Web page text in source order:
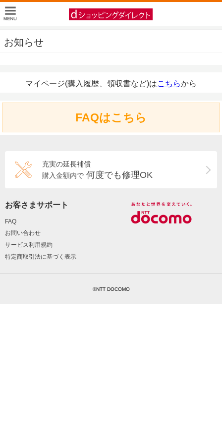
お知らせ
マイページ(購入履歴、領収書など)はこちらから
FAQはこちら
充実の延長補償
購入金額内で 何度でも修理OK
お客さまサポート
FAQ
お問い合わせ
サービス利用規約
特定商取引法に基づく表示
©NTT DOCOMO